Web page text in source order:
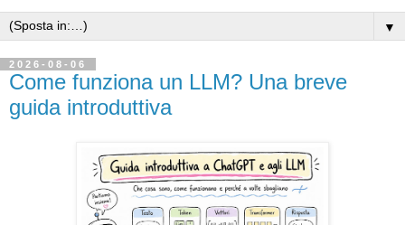
▼
2026-08-06
Come funziona un LLM? Una breve
guida introduttiva